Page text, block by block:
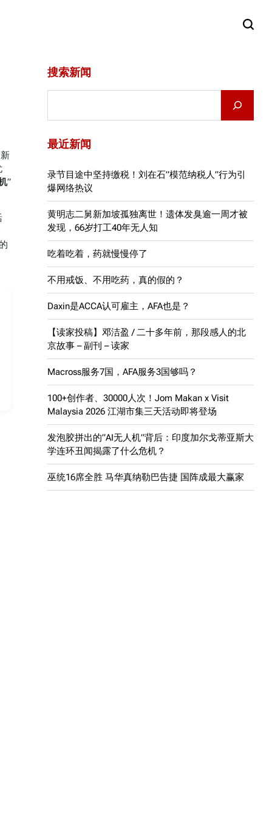
”
搜索新闻
最近新闻
录节目途中坚持缴税！刘在石”模范纳税人”行为引
爆网络热议
黄明志二舅新加坡孤独离世！遗体发臭逾一周才被
发现，66岁打工40年无人知
吃着吃着，药就慢慢停了
不用戒饭、不用吃药，真的假的？
Daxin是ACCA认可雇主，AFA也是？
【读家投稿】邓洁盈 / 二十多年前，那段感人的北
京故事 – 副刊 – 读家
Macross服务7国，AFA服务3国够吗？
100+创作者、30000人次！Jom Makan x Visit
Malaysia 2026 江湖市集三天活动即将登场
发泡胶拼出的”AI无人机”背后：印度加尔戈蒂亚斯大
学连环丑闻揭露了什么危机？
巫统16席全胜 马华真纳勒巴告捷 国阵成最大赢家